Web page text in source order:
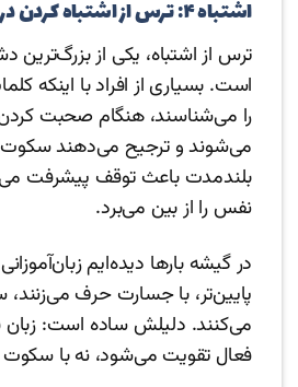
اشتباه ۴: ترس از اشتباه کردن در مکالمه
ترس از اشتباه، یکی از بزرگ‌ترین
است. بسیاری از افراد با اینکه
را می‌شناسند، هنگام صحبت
می‌شوند و ترجیح می‌دهند سکوت
بلندمدت باعث توقف پیشرفت
نفس را از بین می‌برد.
در گیشه بارها دیده‌ایم
پایین‌تر، با جسارت حرف می‌زنند،
می‌کنند. دلیلش ساده است: زبان
فعال تقویت می‌شود، نه با